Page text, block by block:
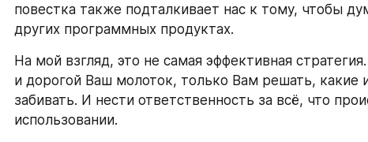
повестка также подталкивает нас к тому, чтобы
других программных продуктах.
На мой взгляд, это не самая эффективная
и дорогой Ваш молоток, только Вам решать, какие
забивать. И нести ответственность за всё, что
использовании.